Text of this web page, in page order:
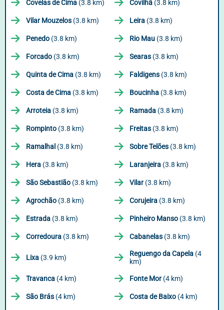
Covelas de Cima (3.8 km) Covilhã (3.8 km)
Vilar Mouzelos (3.8 km) Leira (3.8 km)
Penedo (3.8 km) Rio Mau (3.8 km)
Forcado (3.8 km) Searas (3.8 km)
Quinta de Cima (3.8 km) Faldigens (3.8 km)
Costa de Cima (3.8 km) Boucinha (3.8 km)
Arroteia (3.8 km) Ramada (3.8 km)
Rompinto (3.8 km) Freitas (3.8 km)
Ramalhal (3.8 km) Sobre Telões (3.8 km)
Hera (3.8 km) Laranjeira (3.8 km)
São Sebastião (3.8 km) Vilar(3.8 km)
Agrochão (3.8 km) Corujeira (3.8 km)
Estrada (3.8 km) Pinheiro Manso (3.8 km)
Corredoura (3.8 km) Cabanelas (3.8 km)
Lixa (3.9 km) Reguengo da Capela (4
km)
Travanca (4 km) Fonte Mor(4 km)
São Brás (4 km) Costa de Baixo (4 km)